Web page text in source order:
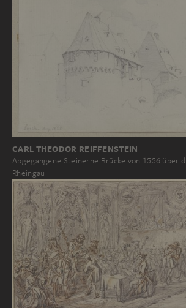
CARL THEODOR REIFFENSTEIN
Abgegangene Steinerne Brücke von 1556 über
Rheingau